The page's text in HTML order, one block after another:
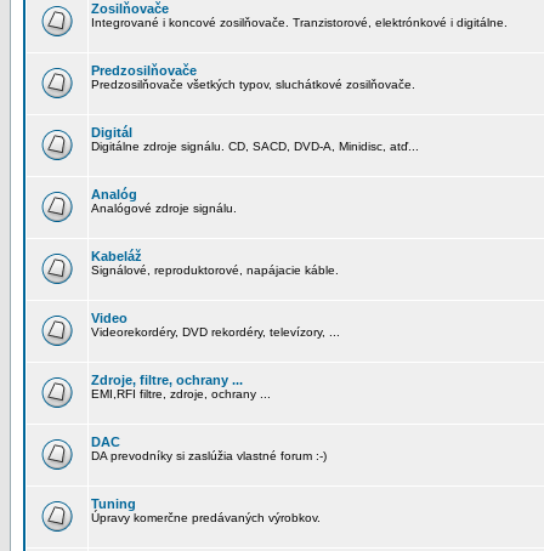
Zosilňovače
Integrované i koncové zosilňovače. Tranzistorové, elektrónkové i digitálne.
Predzosilňovače
Predzosilňovače všetkých typov, sluchátkové zosilňovače.
Digitál
Digitálne zdroje signálu. CD, SACD, DVD-A, Minidisc, atď...
Analóg
Analógové zdroje signálu.
Kabeláž
Signálové, reproduktorové, napájacie káble.
Video
Videorekordéry, DVD rekordéry, televízory, ...
Zdroje, filtre, ochrany ...
EMI,RFI filtre, zdroje, ochrany ...
DAC
DA prevodníky si zaslúžia vlastné forum :-)
Tuning
Úpravy komerčne predávaných výrobkov.